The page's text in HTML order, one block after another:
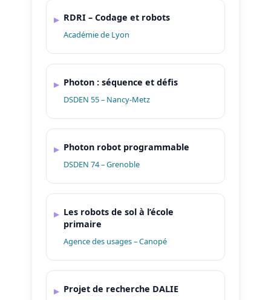
RDRI – Codage et robots
Académie de Lyon
Photon : séquence et défis
DSDEN 55 – Nancy-Metz
Photon robot programmable
DSDEN 74 – Grenoble
Les robots de sol à l’école
primaire
Agence des usages – Canopé
Projet de recherche DALIE